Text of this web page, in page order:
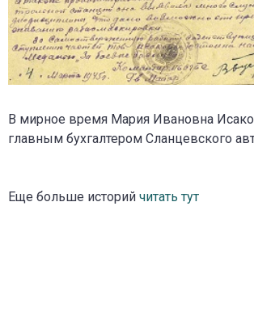
В мирное время Мария Ивановна
главным бухгалтером Сланцевского
Еще больше историй читать тут